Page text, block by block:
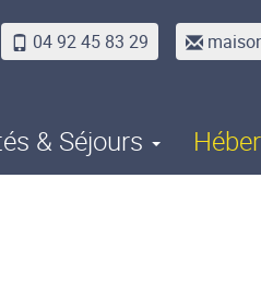
04 92 45 83 29
& Séjours